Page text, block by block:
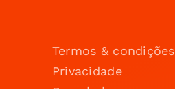
Termos & condições
Privacidade